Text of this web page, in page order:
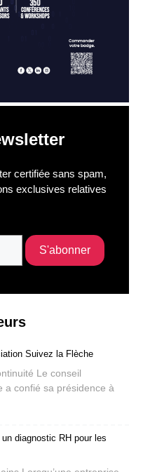
certifiée sans spam,
exclusives relatives
Suivez la Flèche
Le conseil
a confié sa présidence à
diagnostic RH pour les